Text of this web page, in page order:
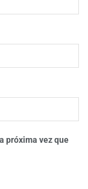
próxima vez que